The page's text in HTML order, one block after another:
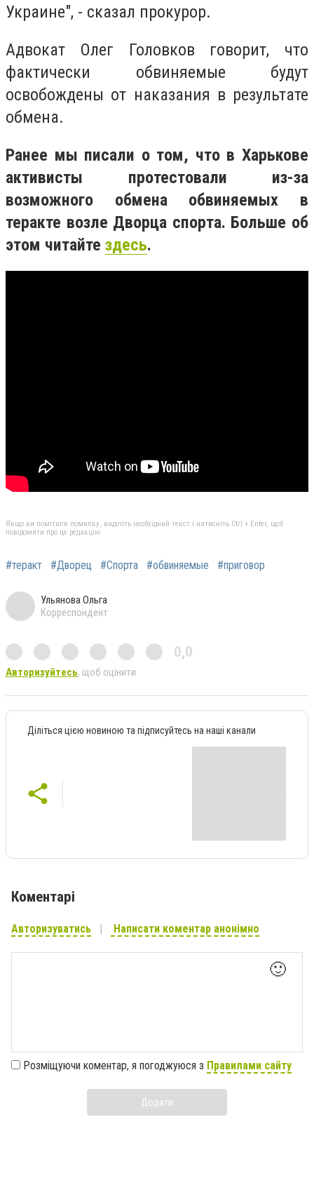
Украине", - сказал прокурор.
Адвокат Олег Головков говорит, что
фактически обвиняемые будут
освобождены от наказания в результате
обмена.
Ранее мы писали о том, что в Харькове
активисты протестовали из-за
возможного обмена обвиняемых в
теракте возле Дворца спорта. Больше об
этом читайте здесь.
Якщо ви помітили помилку, виділіть необхідний текст і натисніть Ctrl + Enter, щоб
повідомити про це редакцію
#теракт #Дворец #Спорта #обвиняемые #приговор
Ульянова Ольга
Корреспондент
0,0
Авторизуйтесь, щоб оцінити
Діліться цією новиною та підписуйтесь на наші канали
Коментарі
Авторизуватись Написати коментар анонімно
🙂
Розміщуючи коментар, я погоджуюся з Правилами сайту
Додати